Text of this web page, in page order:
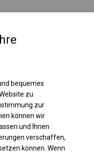
transparenten Fenster
Innenraum des Zeltes sehr
sind.
bequemes
zu
zur
können wir
und Ihnen
verschaffen,
können. Wenn